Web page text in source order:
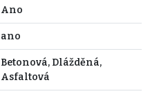
Ano
ano
Betonová, Dlážděná,
Asfaltová